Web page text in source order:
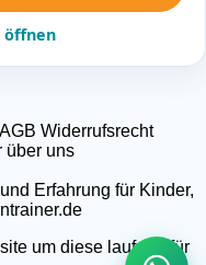
AGB Widerrufsrecht
über uns
Erfahrung für Kinder,
um diese laufend für